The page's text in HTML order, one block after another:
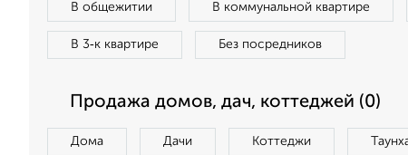
В общежитии В коммунальной квартире
В 3‑к квартире Без посредников
Продажа домов, дач, коттеджей (0)
Дома Дачи Коттеджи